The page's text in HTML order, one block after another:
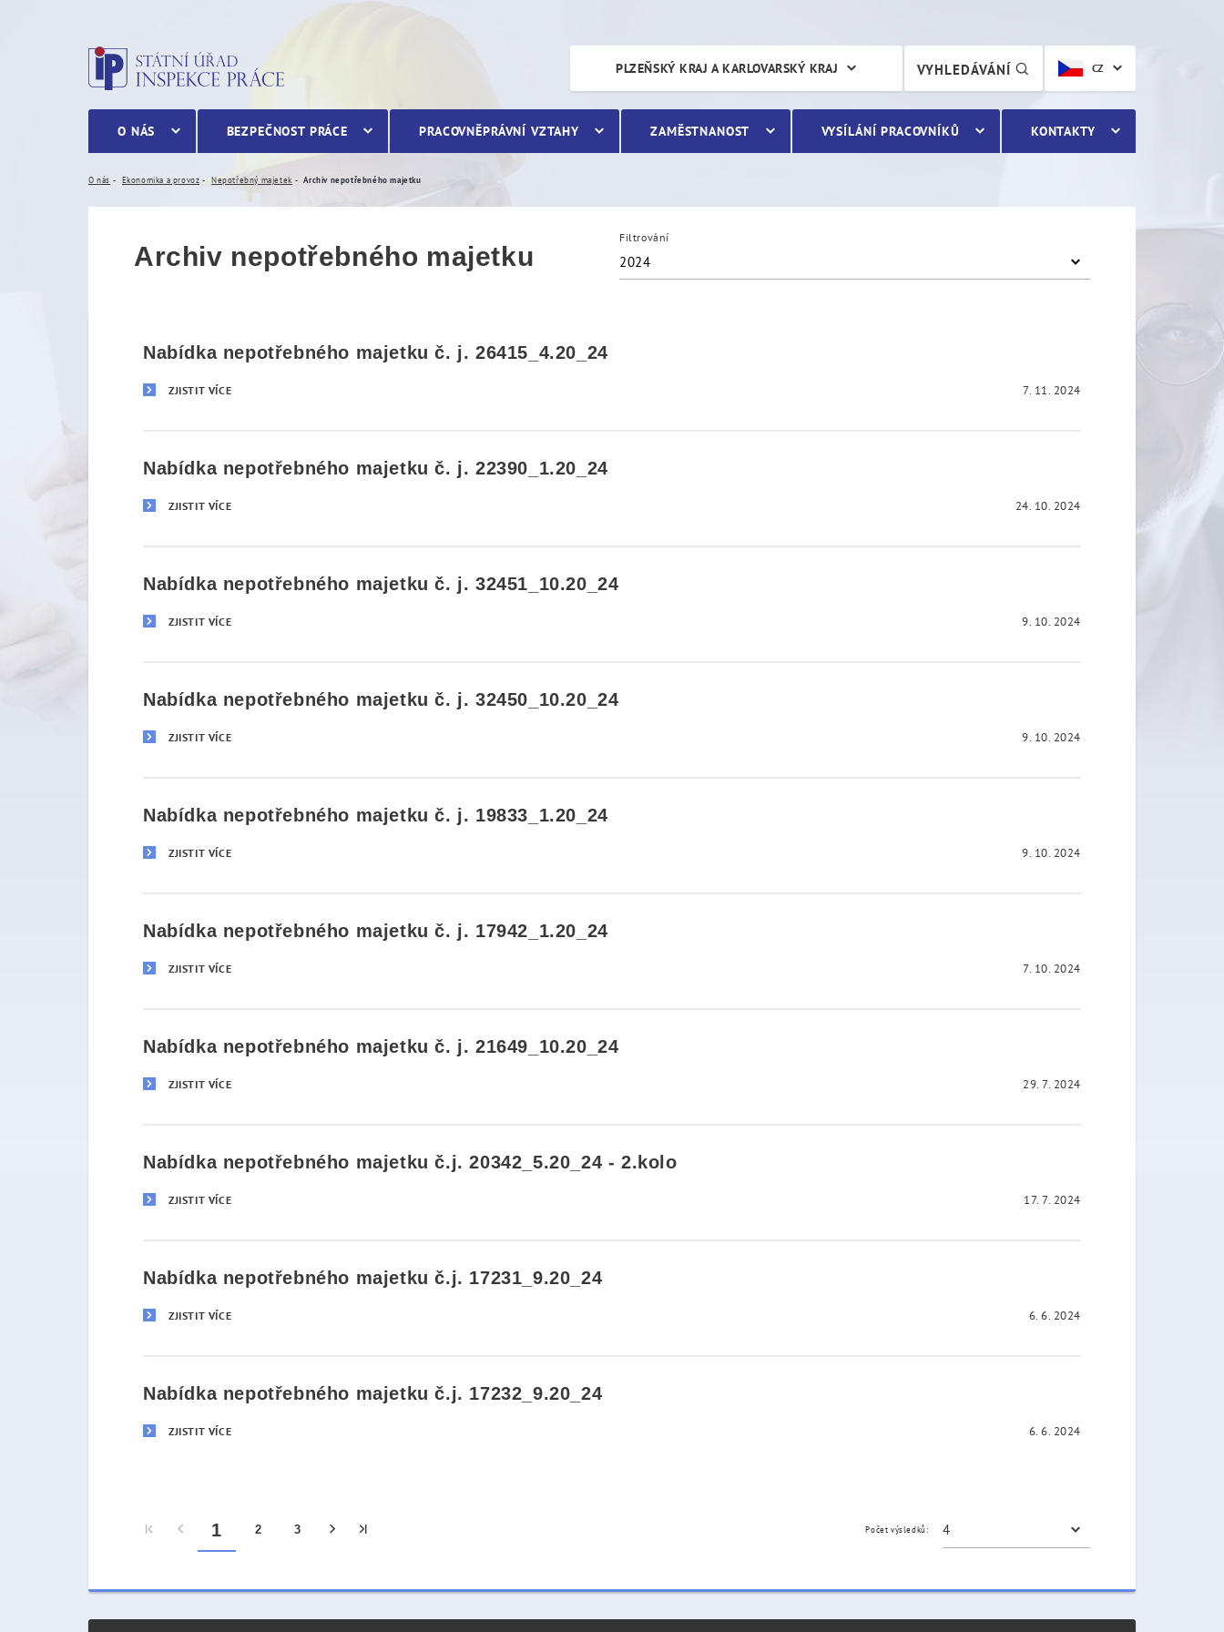
Archiv nepotřebného majetku
CZ
VYHLEDÁVÁNÍ
PLZEŇSKÝ KRAJ A KARLOVARSKÝ KRAJ
O NÁS BEZPEČNOST PRÁCE PRACOVNĚPRÁVNÍ VZTAHY ZAMĚSTNANOST VYSÍLÁNÍ PRACOVNÍKŮ KONTAKTY
O nás Ekonomika a provoz Nepotřebný majetek Archiv nepotřebného majetku
Archiv nepotřebného majetku
Filtrování
2024
Nabídka nepotřebného majetku č. j. 26415_4.20_24
ZJISTIT VÍCE 7. 11. 2024
Nabídka nepotřebného majetku č. j. 22390_1.20_24
ZJISTIT VÍCE 24. 10. 2024
Nabídka nepotřebného majetku č. j. 32451_10.20_24
ZJISTIT VÍCE 9. 10. 2024
Nabídka nepotřebného majetku č. j. 32450_10.20_24
ZJISTIT VÍCE 9. 10. 2024
Nabídka nepotřebného majetku č. j. 19833_1.20_24
ZJISTIT VÍCE 9. 10. 2024
Nabídka nepotřebného majetku č. j. 17942_1.20_24
ZJISTIT VÍCE 7. 10. 2024
Nabídka nepotřebného majetku č. j. 21649_10.20_24
ZJISTIT VÍCE 29. 7. 2024
Nabídka nepotřebného majetku č.j. 20342_5.20_24 - 2.kolo
ZJISTIT VÍCE 17. 7. 2024
Nabídka nepotřebného majetku č.j. 17231_9.20_24
ZJISTIT VÍCE 6. 6. 2024
Nabídka nepotřebného majetku č.j. 17232_9.20_24
ZJISTIT VÍCE 6. 6. 2024
1 2 3 Počet výsledků: